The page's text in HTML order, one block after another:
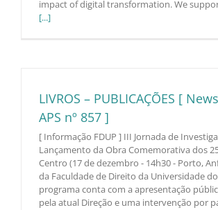
impact of digital transformation. We
[...]
LIVROS – PUBLICAÇÕES [
APS nº 857 ]
[ Informação FDUP ] III Jornada de
Lançamento da Obra Comemorativa dos
Centro (17 de dezembro - 14h30 - Porto,
da Faculdade de Direito da Universidade
programa conta com a apresentação
pela atual Direção e uma intervenção por